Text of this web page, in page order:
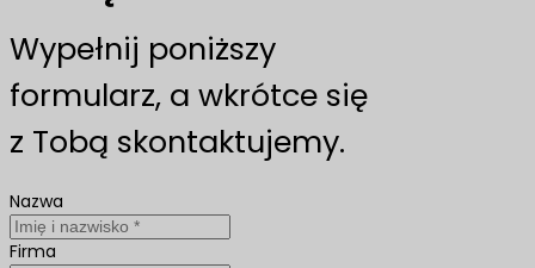
Wypełnij poniższy
formularz, a wkrótce się
z Tobą skontaktujemy.
Nazwa
Firma